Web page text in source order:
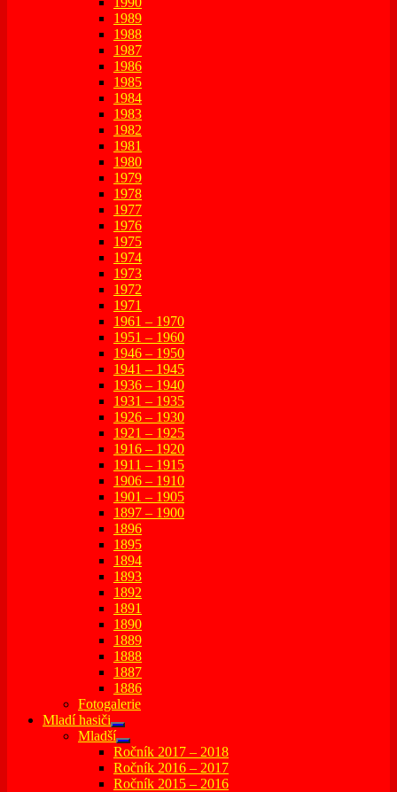
1989
1988
1987
1986
1985
1984
1983
1982
1981
1980
1979
1978
1977
1976
1975
1974
1973
1972
1971
1961 – 1970
1951 – 1960
1946 – 1950
1941 – 1945
1936 – 1940
1931 – 1935
1926 – 1930
1921 – 1925
1916 – 1920
1911 – 1915
1906 – 1910
1901 – 1905
1897 – 1900
1896
1895
1894
1893
1892
1891
1890
1889
1888
1887
1886
Fotogalerie
Mladí hasiči
expand
child
menu
Mladší
expand
child
menu
Ročník 2017 – 2018
Ročník 2016 – 2017
Ročník 2015 – 2016